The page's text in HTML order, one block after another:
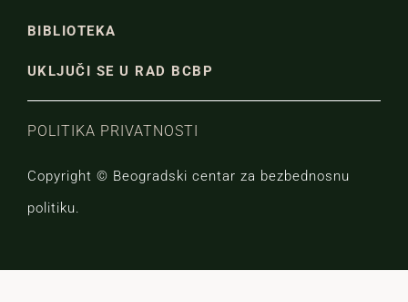
BIBLIOTEKA
UKLJUČI SE U RAD BCBP
POLITIKA PRIVATNOSTI
Copyright © Beogradski centar za bezbednosnu
politiku.